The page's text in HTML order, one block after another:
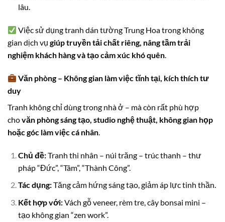
lâu.
Việc sử dụng tranh dán tường Trung Hoa trong không
gian dịch vụ giúp truyền tải chất riêng, nâng tầm trải
nghiệm khách hàng và tạo cảm xúc khó quên.
Văn phòng – Không gian làm việc tĩnh tại, kích thích tư
duy
Tranh không chỉ dùng trong nhà ở – mà còn rất phù hợp
chovăn phòng sáng tạo, studio nghệ thuật, không gian họp
hoặc góc làm việc cá nhân.
Chủ đề:Tranh thi nhân – núi trăng – trúc thanh – thư
pháp “Đức”, “Tâm”, “Thành Công”.
Tác dụng:Tăng cảm hứng sáng tạo, giảm áp lực tinh thần.
Kết hợp với:Vách gỗ veneer, rèm tre, cây bonsai mini –
tạo không gian “zen work”.